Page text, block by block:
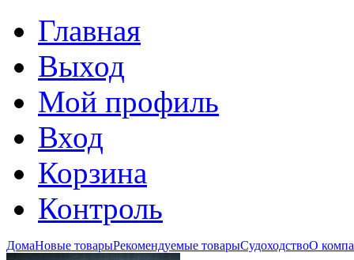
Главная
Выход
Мой профиль
Вход
Корзина
Контроль
ДомаНовые товарыРекомендуемые товарыСудоходствоО